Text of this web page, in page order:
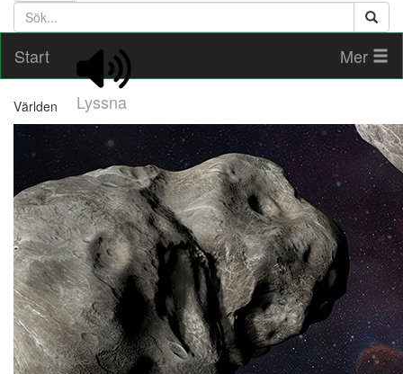
Söktext
Start
Lyssna
Mer
Världen